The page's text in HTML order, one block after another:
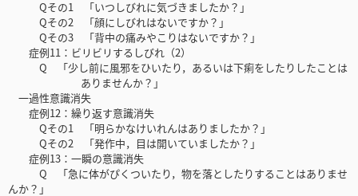
Qその1 「いつしびれに気づきましたか？」
Qその2 「顔にしびれはないですか？」
Qその3 「背中の痛みやこりはないですか？」
症例11：ビリビリするしびれ（2）
Q 「少し前に風邪をひいたり，あるいは下痢をしたりしたことは
ありませんか？」
一過性意識消失
症例12：繰り返す意識消失
Qその1 「明らかなけいれんはありましたか？」
Qその2 「発作中，目は開いていましたか？」
症例13：一瞬の意識消失
Q 「急に体がぴくついたり，物を落としたりすることはありませ
んか？」